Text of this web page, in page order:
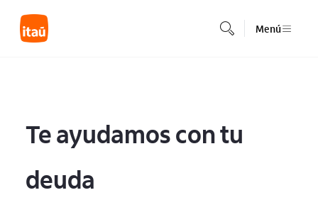
Saltar al contenido principal Menú
Te ayudamos con tu
deuda